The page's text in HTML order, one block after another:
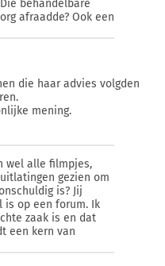
behandelbare
afraadde? Ook een
die haar advies volgden
mening.
wel alle filmpjes,
gezien om
is? Jij
is op een forum. Ik
zaak is en dat
een kern van